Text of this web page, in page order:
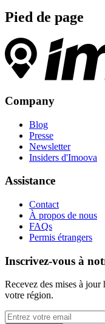
Pied de page
Company
Blog
Presse
Newsletter
Insiders d'Imoova
Assistance
Contact
À propos de nous
FAQs
Permis étrangers
Inscrivez-vous à
Recevez des mises à jour
votre région.